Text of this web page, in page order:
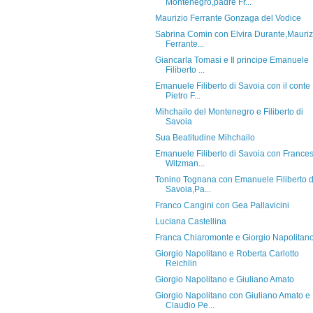
Montenegro,padre Fr...
Maurizio Ferrante Gonzaga del Vodice
Sabrina Comin con Elvira
Ferrante...
Giancarla Tomasi e Il principe Emanuele
Filiberto ...
Emanuele Filiberto di Savoia con il conte
Pietro F...
Mihchailo del Montenegro e Filiberto di
Savoia
Sua Beatitudine Mihchailo
Emanuele Filiberto di Savoia con
Witzman...
Tonino Tognana con Emanuele Filiberto
Savoia,Pa...
Franco Cangini con Gea Pallavicini
Luciana Castellina
Franca Chiaromonte e Giorgio
Giorgio Napolitano e Roberta Carlotto
Reichlin
Giorgio Napolitano e Giuliano Amato
Giorgio Napolitano con Giuliano Amato e
Claudio Pe...